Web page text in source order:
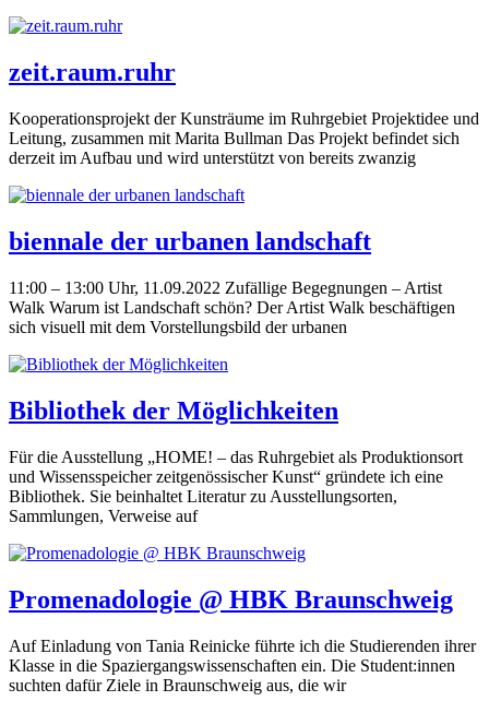
zeit.raum.ruhr
Kooperationsprojekt der Kunsträume im Ruhrgebiet Projektidee und
Leitung, zusammen mit Marita Bullman Das Projekt befindet sich
derzeit im Aufbau und wird unterstützt von bereits zwanzig
biennale der urbanen landschaft
11:00 – 13:00 Uhr, 11.09.2022 Zufällige Begegnungen – Artist
Walk Warum ist Landschaft schön? Der Artist Walk beschäftigen
sich visuell mit dem Vorstellungsbild der urbanen
Bibliothek der Möglichkeiten
Für die Ausstellung „HOME! – das Ruhrgebiet als Produktionsort
und Wissensspeicher zeitgenössischer Kunst“ gründete ich eine
Bibliothek. Sie beinhaltet Literatur zu Ausstellungsorten,
Sammlungen, Verweise auf
Promenadologie @ HBK Braunschweig
Auf Einladung von Tania Reinicke führte ich die Studierenden ihrer
Klasse in die Spaziergangswissenschaften ein. Die Student:innen
suchten dafür Ziele in Braunschweig aus, die wir